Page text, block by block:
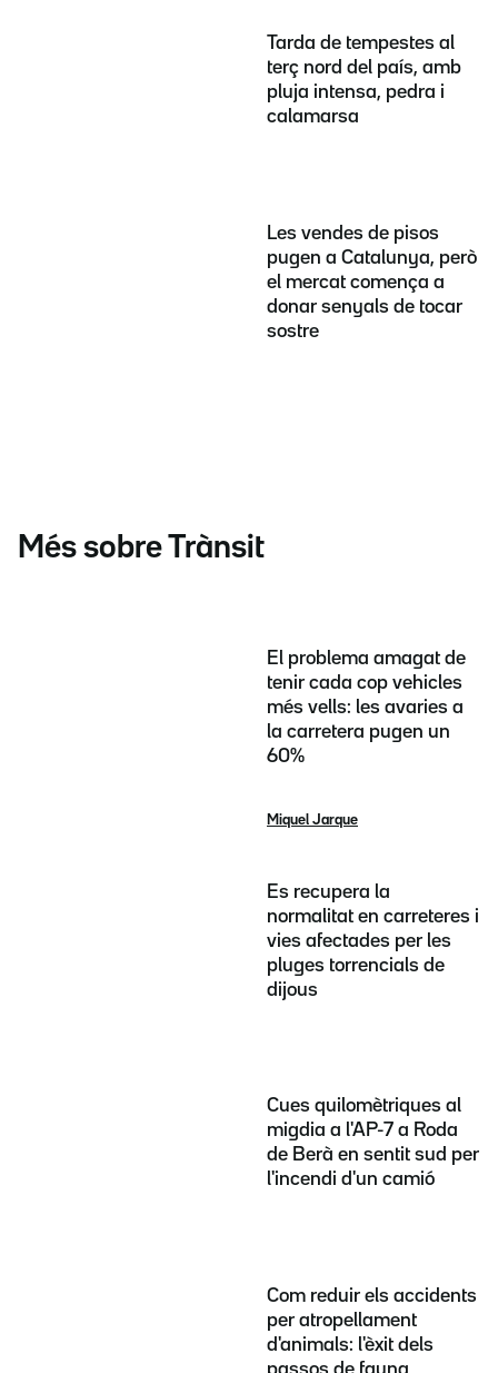
Tarda de tempestes al
terç nord del país, amb
pluja intensa, pedra i
calamarsa
Les vendes de pisos
pugen a Catalunya, però
el mercat comença a
donar senyals de tocar
sostre
Més sobre Trànsit
El problema amagat de
tenir cada cop vehicles
més vells: les avaries a
la carretera pugen un
60%
Miquel Jarque
Es recupera la
normalitat en carreteres i
vies afectades per les
pluges torrencials de
dijous
Cues quilomètriques al
migdia a l'AP-7 a Roda
de Berà en sentit sud per
l'incendi d'un camió
Com reduir els accidents
per atropellament
d'animals: l'èxit dels